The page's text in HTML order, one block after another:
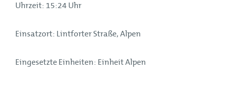
Uhrzeit: 15:24 Uhr
Einsatzort: Lintforter Straße, Alpen
Eingesetzte Einheiten: Einheit Alpen